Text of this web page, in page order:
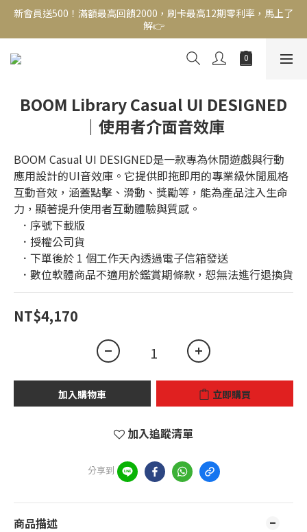
新會員送500！滿額最高回饋2000，刷卡最高12期零利率，馬上了
解👉
新會員送500！滿額最高回饋2000，刷卡最高12期零利率，馬上了
解👉
結帳頁選zingala銀角零卡分期，輕鬆打包
解👉
BOOM Library Casual UI DESIGNED
｜使用者介面音效庫
BOOM Casual UI DESIGNED是一款專為休閒遊戲與行動
應用設計的UI音效庫。它提供即拖即用的專業級休閒風格
互動音效，涵蓋點擊、滑動、獎勵等，能為產品注入生命
力，顯著提升使用者互動體驗與質感。
  ．序號下載版
  ．授權公司貨
  ．下單後於 1 個工作天內透過電子信箱發送
  ．數位軟體商品不適用於鑑賞期條款，恕無法進行退換貨
NT$4,170
加入購物車 立即購買
加入追蹤清單
分享到
商品描述